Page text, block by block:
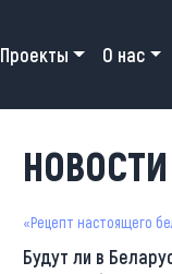
Проекты О нас
НОВОСТИ
«Рецепт настоящего
Будут ли в